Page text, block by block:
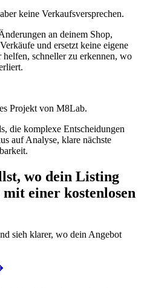
keine Verkaufsversprechen.
an deinem Shop,
und ersetzt keine eigene
schneller zu erkennen, wo
Projekt von M8Lab.
die komplexe Entscheidungen
auf Analyse, klare nächste
wo dein Listing
einer kostenlosen
sieh klarer, wo dein Angebot